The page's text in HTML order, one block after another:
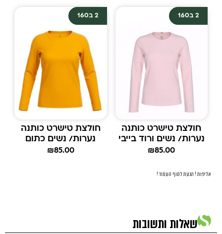
2 ב160
חולצת טישרט כותנה
נערות/ נשים ורוד בייבי
₪85.00
2 ב160
חולצת טישרט כותנה
נערות/ נשים כתום
₪85.00
אליפות ! הגעת לסוף העמוד !
שאלות ותשובות